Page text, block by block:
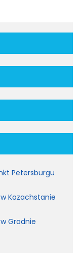
Petersburgu
Kazachstanie
Grodnie